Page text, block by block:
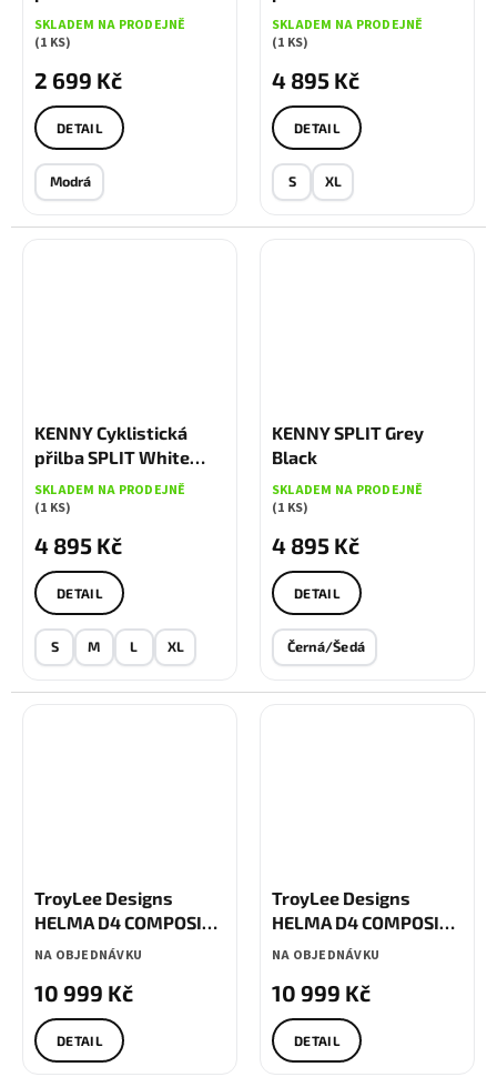
Steel
SKLADEM NA PRODEJNĚ
(1 KS)
2 699 Kč
DETAIL
Modrá
SKLADEM NA PRODEJNĚ
(1 KS)
4 895 Kč
DETAIL
S XL
KENNY Cyklistická
přilba SPLIT White
Black
SKLADEM NA PRODEJNĚ
(1 KS)
4 895 Kč
DETAIL
S M L XL
KENNY SPLIT Grey
Black
SKLADEM NA PRODEJNĚ
(1 KS)
4 895 Kč
DETAIL
Černá/Šedá
TroyLee Designs
HELMA D4 COMPOSITE
GHOSTWING GRAY
NA OBJEDNÁVKU
10 999 Kč
DETAIL
TroyLee Designs
HELMA D4 COMPOSITE
LOWRIDER GRAY
NA OBJEDNÁVKU
10 999 Kč
DETAIL